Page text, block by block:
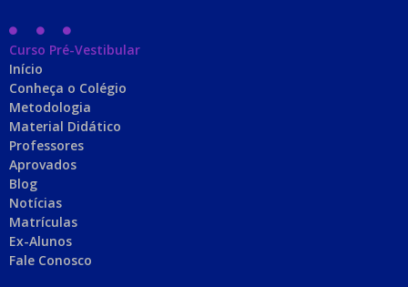
Curso Pré-Vestibular
Início
Conheça o Colégio
Metodologia
Material Didático
Professores
Aprovados
Blog
Notícias
Matrículas
Ex-Alunos
Fale Conosco